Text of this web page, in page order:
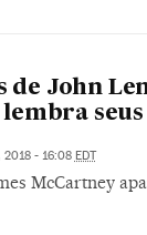
de John
seus
2018 - 16:08 EDT
McCartney